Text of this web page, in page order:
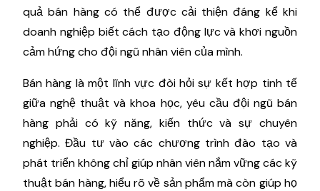
quả bán hàng có thể được cải thiện đáng kể khi
doanh nghiệp biết cách tạo động lực và khơi nguồn
cảm hứng cho đội ngũ nhân viên của mình.
Bán hàng là một lĩnh vực đòi hỏi sự kết hợp tinh tế
giữa nghệ thuật và khoa học, yêu cầu đội ngũ bán
hàng phải có kỹ năng, kiến thức và sự chuyên
nghiệp. Đầu tư vào các chương trình đào tạo và
phát triển không chỉ giúp nhân viên nắm vững các kỹ
thuật bán hàng, hiểu rõ về sản phẩm mà còn giúp họ